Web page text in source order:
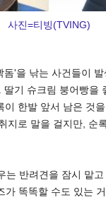
사진=티빙(TVING)
'을 낚는 사건들이
기 슈크림 붕어빵을
한발 앞서 남은 것
지로 말을 걸지만, 순
반려견을 잠시 맡
똑똑할 수도 있는